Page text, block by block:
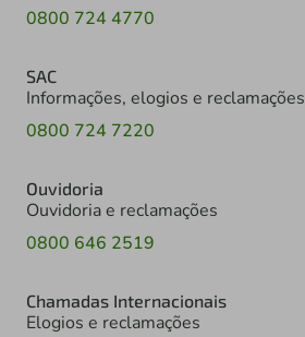
0800 724 4770
SAC
Informações, elogios e reclamações
0800 724 7220
Ouvidoria
Ouvidoria e reclamações
0800 646 2519
Chamadas Internacionais
Elogios e reclamações